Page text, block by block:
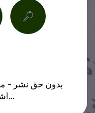
اشتراک بگذارید...